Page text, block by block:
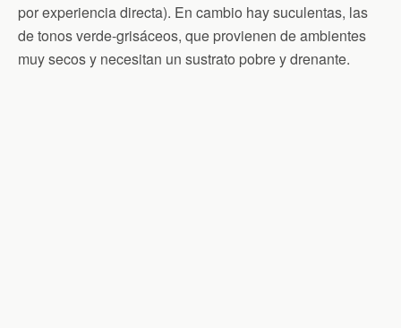
por experiencia directa). En cambio hay suculentas, las
de tonos verde-grisáceos, que provienen de ambientes
muy secos y necesitan un sustrato pobre y drenante.